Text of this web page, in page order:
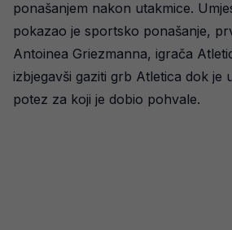
ponašanjem nakon utakmice.
pokazao je sportsko ponašanje,
Antoinea Griezmanna, igrača
izbjegavši gaziti grb Atletica dok je
potez za koji je dobio pohvale.